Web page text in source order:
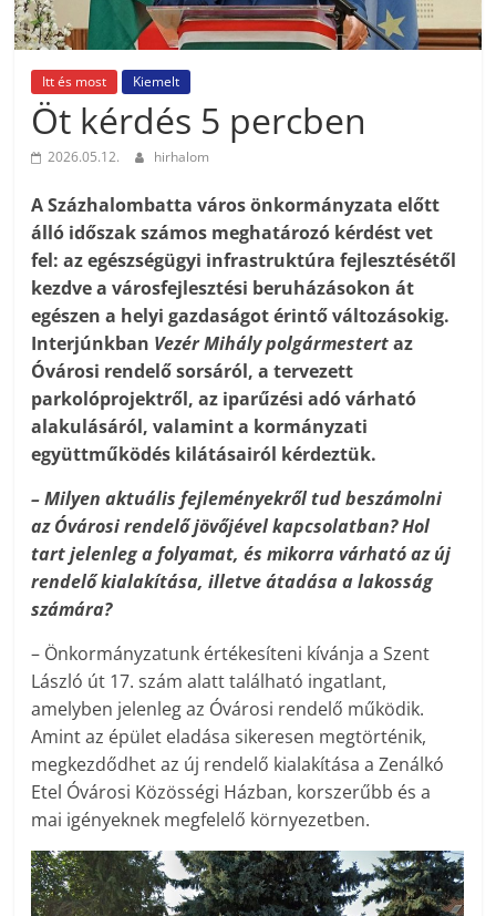
Itt és most Kiemelt
Öt kérdés 5 percben
2026.05.12. hirhalom
A Százhalombatta város önkormányzata előtt
álló időszak számos meghatározó kérdést vet
fel: az egészségügyi infrastruktúra fejlesztésétől
kezdve a városfejlesztési beruházásokon át
egészen a helyi gazdaságot érintő változásokig.
Interjúnkban Vezér Mihály polgármestertaz
Óvárosi rendelő sorsáról, a tervezett
parkolóprojektről, az iparűzési adó várható
alakulásáról, valamint a kormányzati
együttműködés kilátásairól kérdeztük.
– Milyen aktuális fejleményekről tud beszámolni
az Óvárosi rendelő jövőjével kapcsolatban? Hol
tart jelenleg a folyamat, és mikorra várható az új
rendelő kialakítása, illetve átadása a lakosság
számára?
– Önkormányzatunk értékesíteni kívánja a Szent
László út 17. szám alatt található ingatlant,
amelyben jelenleg az Óvárosi rendelő működik.
Amint az épület eladása sikeresen megtörténik,
megkezdődhet az új rendelő kialakítása a Zenálkó
Etel Óvárosi Közösségi Házban, korszerűbb és a
mai igényeknek megfelelő környezetben.